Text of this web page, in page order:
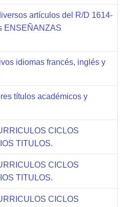
artículos del R/D 1614-
ENSEÑANZAS
idiomas francés, inglés y
títulos académicos y
CICLOS
TITULOS.
CICLOS
TITULOS.
CICLOS